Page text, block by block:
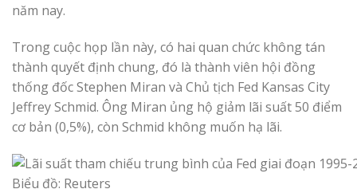
năm nay.
Trong cuộc họp lần này, có hai quan chức không tán
thành quyết định chung, đó là thành viên hội đồng
thống đốc Stephen Miran và Chủ tịch Fed Kansas City
Jeffrey Schmid. Ông Miran ủng hộ giảm lãi suất 50 điểm
cơ bản (0,5%), còn Schmid không muốn hạ lãi.